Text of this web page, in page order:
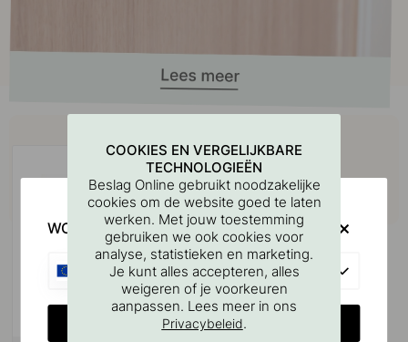
COOKIES EN VERGELIJKBARE
TECHNOLOGIEËN
Beslag Online gebruikt noodzakelijke
cookies om de website goed te laten
werken. Met jouw toestemming
gebruiken we ook cookies voor
analyse, statistieken en marketing.
Je kunt alles accepteren, alles
weigeren of je voorkeuren
aanpassen. Lees meer in ons
Privacybeleid.
WOULD YOU RATHER VISIT?
CHANGE COUNTRY